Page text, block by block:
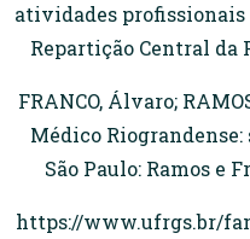
atividades
Repartição Central da
FRANCO, Álvaro;
Médico
São Paulo: Ramos e
https://www.ufrgs.br/